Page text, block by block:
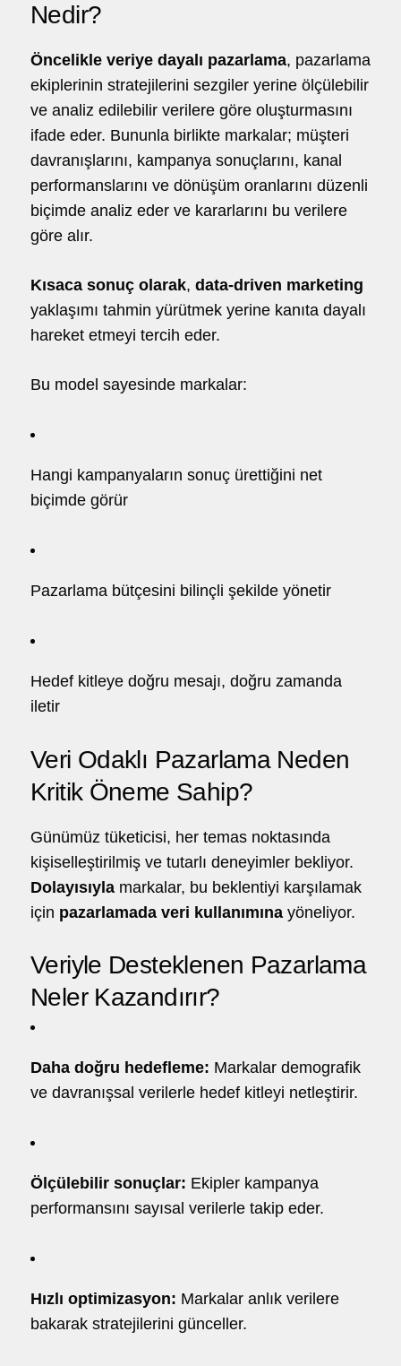
Nedir?
Öncelikle veriye dayalı pazarlama, pazarlama
ekiplerinin stratejilerini sezgiler yerine ölçülebilir
ve analiz edilebilir verilere göre oluşturmasını
ifade eder. Bununla birlikte markalar; müşteri
davranışlarını, kampanya sonuçlarını, kanal
performanslarını ve dönüşüm oranlarını düzenli
biçimde analiz eder ve kararlarını bu verilere
göre alır.
Kısaca sonuç olarak, data-driven marketing
yaklaşımı tahmin yürütmek yerine kanıta dayalı
hareket etmeyi tercih eder.
Bu model sayesinde markalar:
Hangi kampanyaların sonuç ürettiğini net
biçimde görür
Pazarlama bütçesini bilinçli şekilde yönetir
Hedef kitleye doğru mesajı, doğru zamanda
iletir
Veri Odaklı Pazarlama Neden
Kritik Öneme Sahip?
Günümüz tüketicisi, her temas noktasında
kişiselleştirilmiş ve tutarlı deneyimler bekliyor.
Dolayısıyla markalar, bu beklentiyi karşılamak
için pazarlamada veri kullanımına yöneliyor.
Veriyle Desteklenen Pazarlama
Neler Kazandırır?
Daha doğru hedefleme: Markalar demografik
ve davranışsal verilerle hedef kitleyi netleştirir.
Ölçülebilir sonuçlar: Ekipler kampanya
performansını sayısal verilerle takip eder.
Hızlı optimizasyon: Markalar anlık verilere
bakarak stratejilerini günceller.